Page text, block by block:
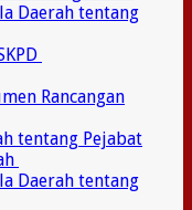
Daerah tentang
Rancangan
tentang Pejabat
Daerah tentang